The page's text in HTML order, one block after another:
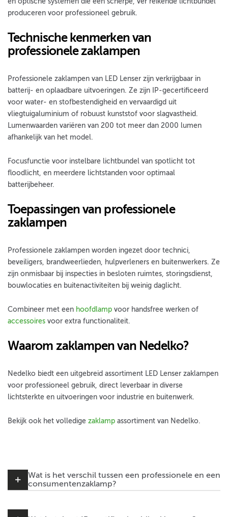
produceren voor professioneel gebruik.
Technische kenmerken van
professionele zaklampen
Professionele zaklampen van LED Lenser zijn verkrijgbaar in
batterij- en oplaadbare uitvoeringen. Ze zijn IP-gecertificeerd
voor water- en stofbestendigheid en vervaardigd uit
vliegtuigaluminium of robuust kunststof voor slagvastheid.
Lumenwaarden variëren van 200 tot meer dan 2000 lumen
afhankelijk van het model.
Focusfunctie voor instelbare lichtbundel van spotlicht tot
floodlicht, en meerdere lichtstanden voor optimaal
batterijbeheer.
Toepassingen van professionele
zaklampen
Professionele zaklampen worden ingezet door technici,
beveiligers, brandweerlieden, hulpverleners en buitenwerkers. Ze
zijn onmisbaar bij inspecties in besloten ruimtes, storingsdienst,
bouwlocaties en buitenactiviteiten bij weinig daglicht.
Combineer met een hoofdlamp voor handsfree werken of
accessoires voor extra functionaliteit.
Waarom zaklampen van Nedelko?
Nedelko biedt een uitgebreid assortiment LED Lenser zaklampen
voor professioneel gebruik, direct leverbaar in diverse
lichtsterkte en uitvoeringen voor industrie en buitenwerk.
Bekijk ook het volledige zaklamp assortiment van Nedelko.
Wat is het verschil tussen een professionele en een
consumentenzaklamp?